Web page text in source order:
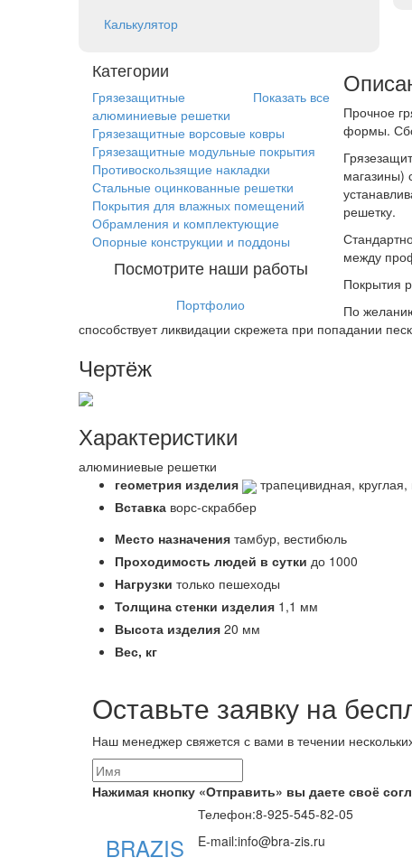
Калькулятор
Категории
Показать все
Грязезащитные
алюминиевые решетки
Грязезащитные ворсовые ковры
Грязезащитные модульные покрытия
Противоскользящие накладки
Стальные оцинкованные решетки
Покрытия для влажных помещений
Обрамления и комплектующие
Опорные конструкции и поддоны
Посмотрите наши работы
Портфолио
Прочное
формы.
магазины)
решетку.
между
Покрытия
По
способствует ликвидации скрежета при попадании
Чертёж
Характеристики
алюминиевые решетки
геометрия изделия
трапецивидная,
Вставка ворс-скраббер
Место назначения тамбур, вестибюль
Проходимость людей в сутки до 1000
Нагрузки только пешеходы
Толщина стенки изделия 1,1 мм
Высота изделия 20 мм
Вес, кг
Оставьте заявку на
Наш менеджер свяжется с вами в течении
Нажимая кнопку «Отправить» вы даете своё
BRAZIS
Телефон:8-925-545-82-05
E-mail:info@bra-zis.ru